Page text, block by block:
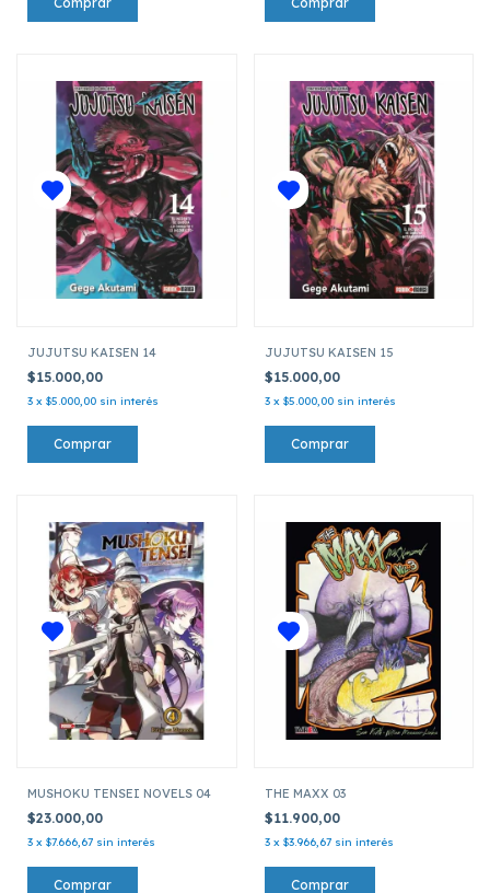
JUJUTSU KAISEN 14
$15.000,00
3 x $5.000,00 sin interés
JUJUTSU KAISEN 15
$15.000,00
3 x $5.000,00 sin interés
MUSHOKU TENSEI NOVELS 04
$23.000,00
3 x $7.666,67 sin interés
THE MAXX 03
$11.900,00
3 x $3.966,67 sin interés